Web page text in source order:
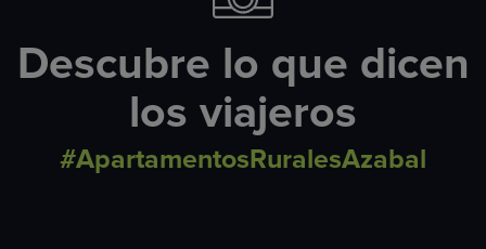
Descubre lo que dicen
los viajeros
#ApartamentosRuralesAzabal